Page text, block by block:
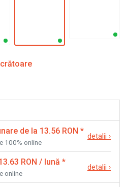
de la 13.56 RON *
100% online
detalii ›
RON / lună *
online
detalii ›